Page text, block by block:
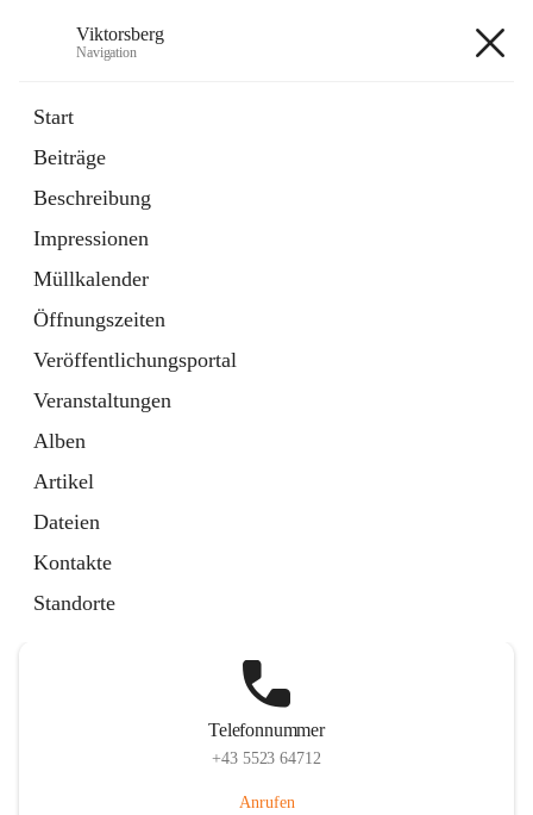
Viktorsberg
Navigation
Start
Beiträge
Beschreibung
Impressionen
Müllkalender
Öffnungszeiten
Veröffentlichungsportal
Veranstaltungen
Alben
Artikel
Dateien
Kontakte
Standorte
1 Schnellzugriff
Bürgerservice
10 Schnellzugriffe
Telefonnummer
+43 5523 64712
Anrufen